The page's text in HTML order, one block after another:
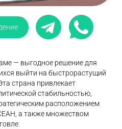
— выгодное решение для
выйти на быстрорастущий
страна привлекает
стабильностью,
расположением
а также множеством